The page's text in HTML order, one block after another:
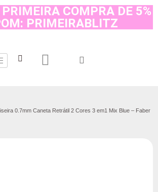
COMPRA DE 5%
PRIMEIRABLITZ
0.7mm Caneta Retrátil 2 Cores 3 em1 Mix Blue – Faber